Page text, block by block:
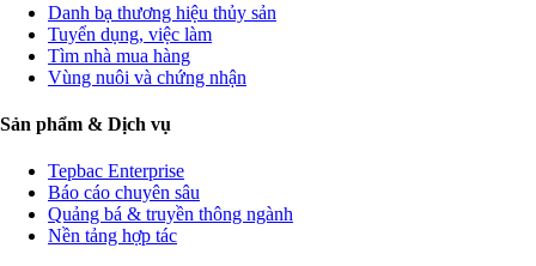
Danh bạ thương hiệu thủy sản
Tuyển dụng, việc làm
Tìm nhà mua hàng
Vùng nuôi và chứng nhận
Sản phẩm & Dịch vụ
Tepbac Enterprise
Báo cáo chuyên sâu
Quảng bá & truyền thông ngành
Nền tảng hợp tác